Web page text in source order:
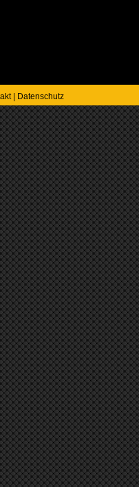
| Datenschutz